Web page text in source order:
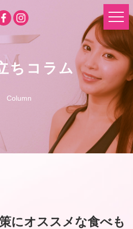
ちコラム
Column
にオススメな食べも